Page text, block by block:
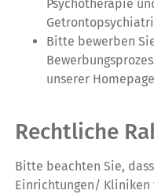
Psychotherapie
Bitte bewerben
unserer
Rechtliche
Bitte beachten Sie,
Einrichtungen/ Kliniken